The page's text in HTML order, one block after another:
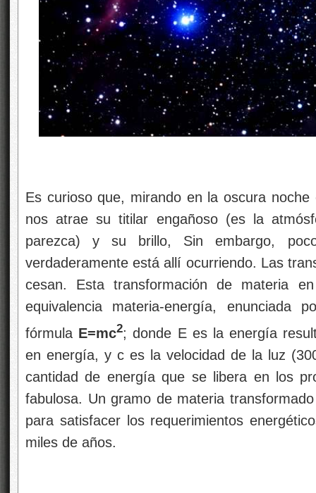
Es curioso que, mirando en la oscura
nos atrae su titilar engañoso (es la
parezca) y su brillo, Sin embargo,
verdaderamente está allí ocurriendo. Las
cesan. Esta transformación de materia
equivalencia materia-energía, enunciada
fórmula E=mc2; donde E es la energía
en energía, y c es la velocidad de la luz
cantidad de energía que se libera en los
fabulosa. Un gramo de materia
para satisfacer los requerimientos
miles de años.